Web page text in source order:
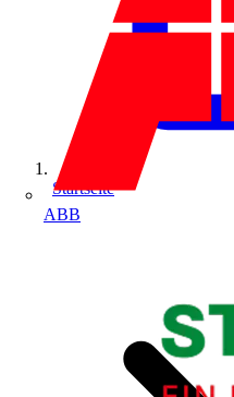
ABB
Startseite